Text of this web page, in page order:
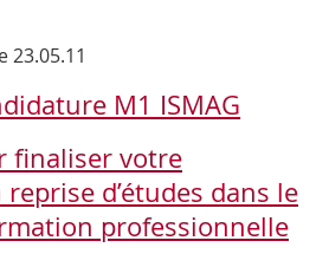
23.05.11
M1 ISMAG
finaliser votre
d’études dans le
professionnelle